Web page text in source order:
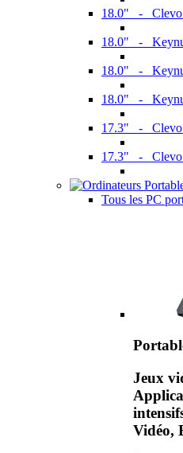
18.0" - Clevo
18.0" -
18.0" -
18.0" -
17.3" - Clevo
17.3" - Clevo
Tous les PC
Jeux
Vidéo,